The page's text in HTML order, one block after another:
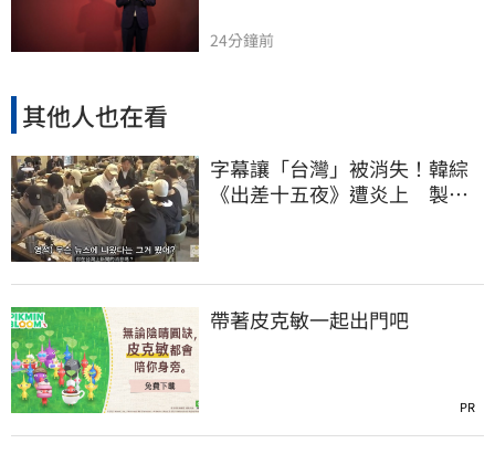
24分鐘前
其他人也在看
字幕讓「台灣」被消失！韓綜
《出差十五夜》遭炎上 製作
帶著皮克敏一起出門吧
PR